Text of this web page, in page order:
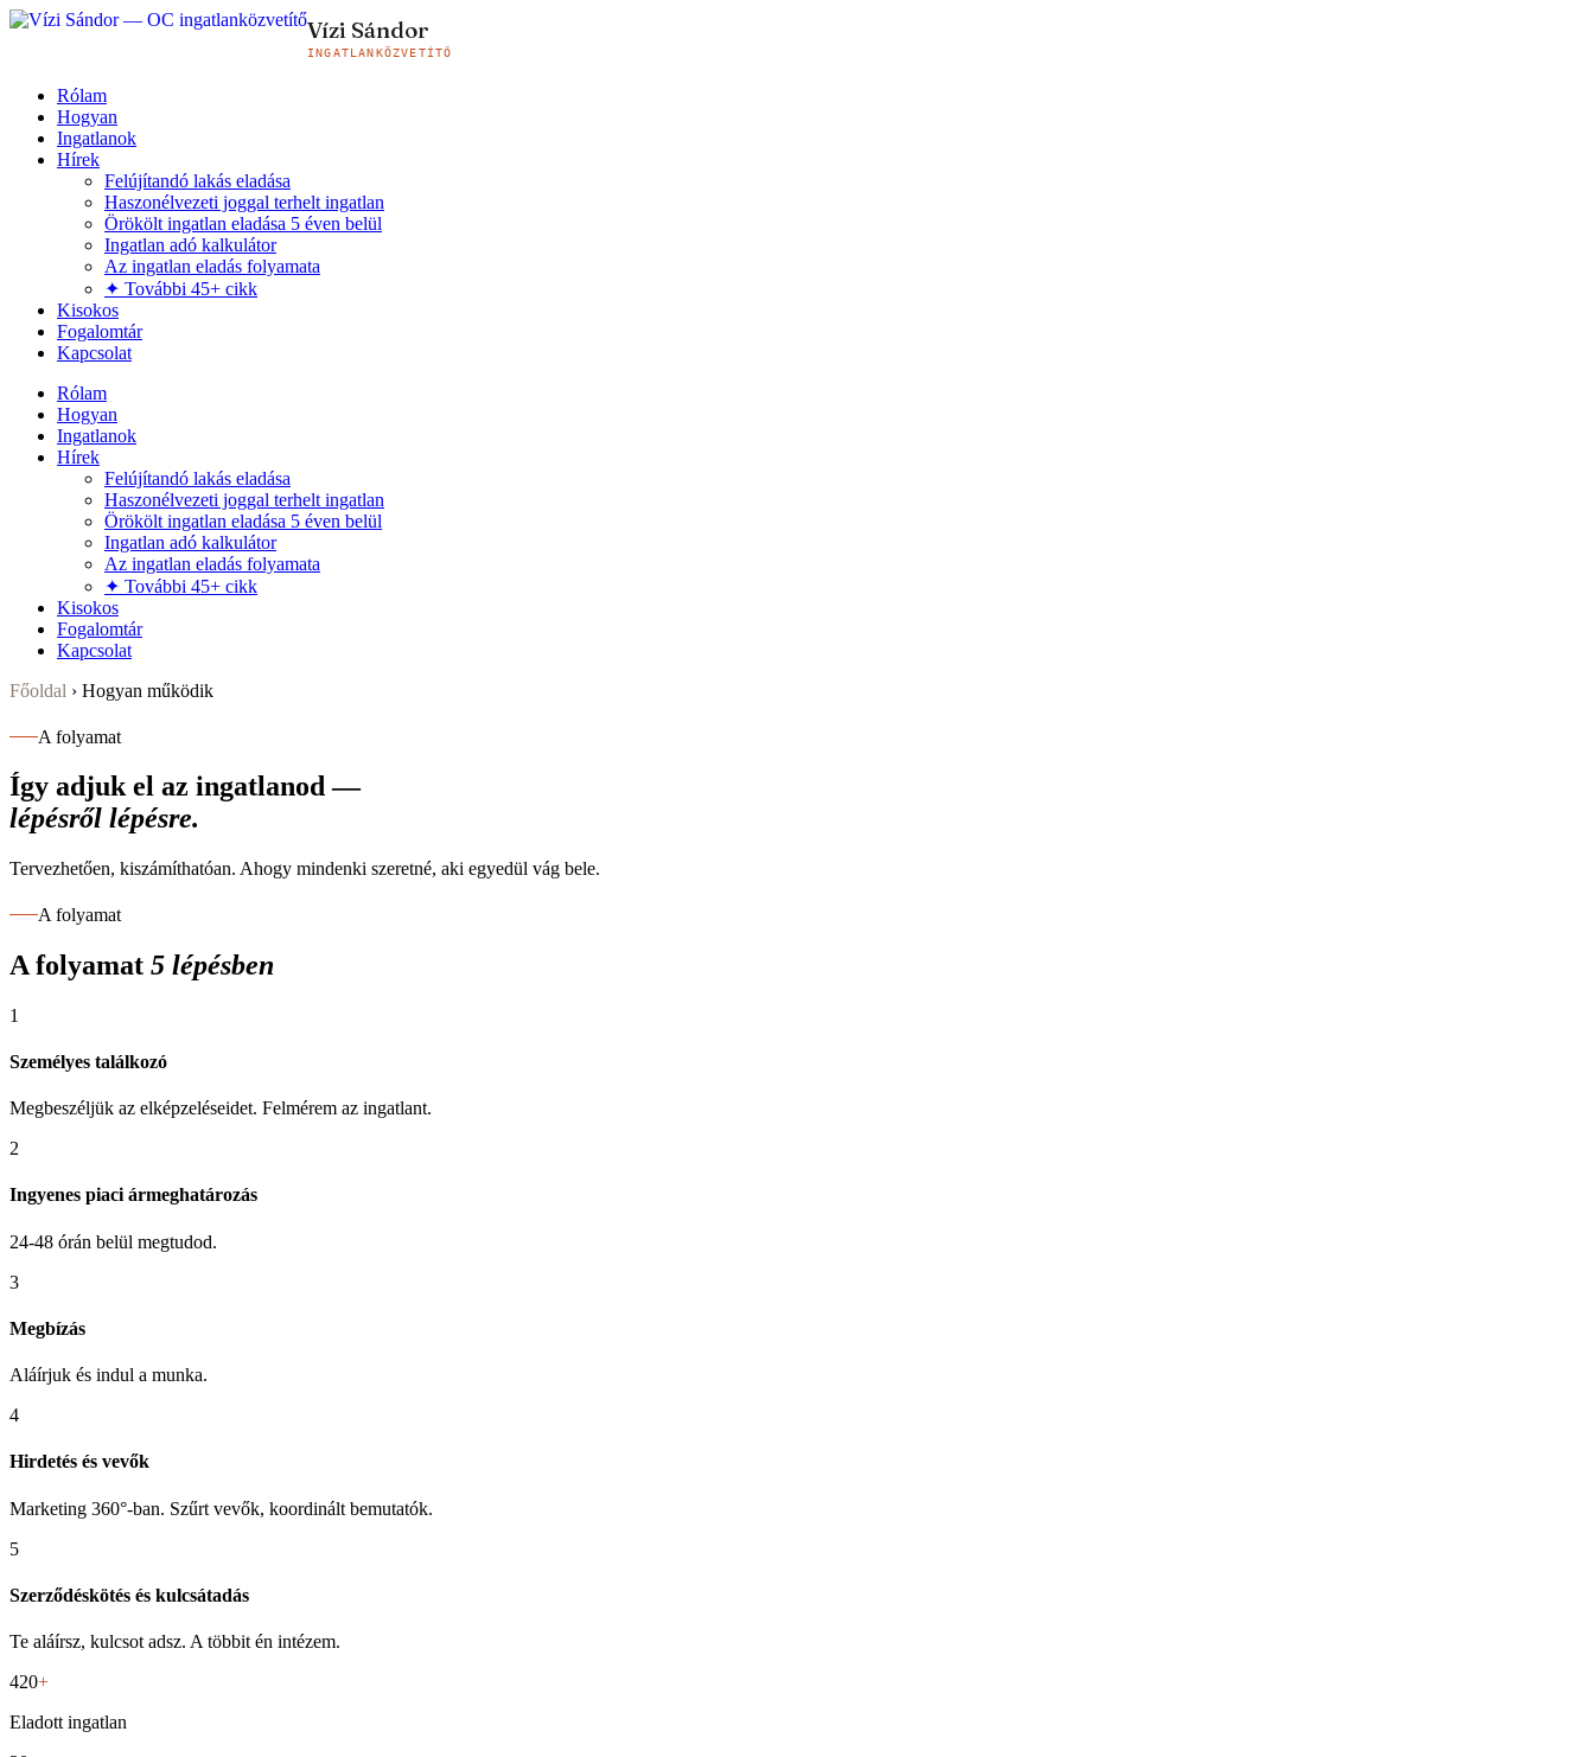
Vízi Sándor
INGATLANKÖZVETÍTŐ
Rólam
Hogyan
Ingatlanok
Hírek
Felújítandó lakás eladása
Haszonélvezeti joggal terhelt ingatlan
Örökölt ingatlan eladása 5 éven belül
Ingatlan adó kalkulátor
Az ingatlan eladás folyamata
✦ További 45+ cikk
Kisokos
Fogalomtár
Kapcsolat
Rólam
Hogyan
Ingatlanok
Hírek
Felújítandó lakás eladása
Haszonélvezeti joggal terhelt ingatlan
Örökölt ingatlan eladása 5 éven belül
Ingatlan adó kalkulátor
Az ingatlan eladás folyamata
✦ További 45+ cikk
Kisokos
Fogalomtár
Kapcsolat
Főoldal › Hogyan működik
A folyamat
Így adjuk el az ingatlanod —
lépésről lépésre.
Tervezhetően, kiszámíthatóan. Ahogy mindenki szeretné, aki egyedül vág bele.
A folyamat
A folyamat 5 lépésben
1
Személyes találkozó
Megbeszéljük az elképzeléseidet. Felmérem az ingatlant.
2
Ingyenes piaci ármeghatározás
24-48 órán belül megtudod.
3
Megbízás
Aláírjuk és indul a munka.
4
Hirdetés és vevők
Marketing 360°-ban. Szűrt vevők, koordinált bemutatók.
5
Szerződéskötés és kulcsátadás
Te aláírsz, kulcsot adsz. A többit én intézem.
420+
Eladott ingatlan